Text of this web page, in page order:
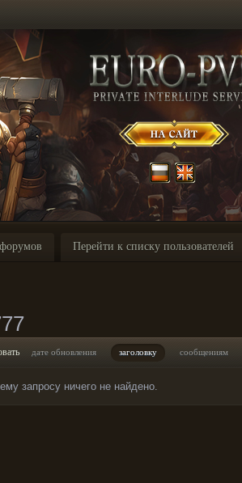
Перейти к списку пользователей
дате обновления заголовку сообщениям
запросу ничего не найдено.